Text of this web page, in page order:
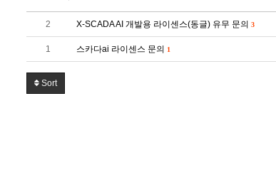
2 X-SCADA AI 개발용 라이센스(동글) 유무 문의 3
1 스카다ai 라이센스 문의 1
Sort